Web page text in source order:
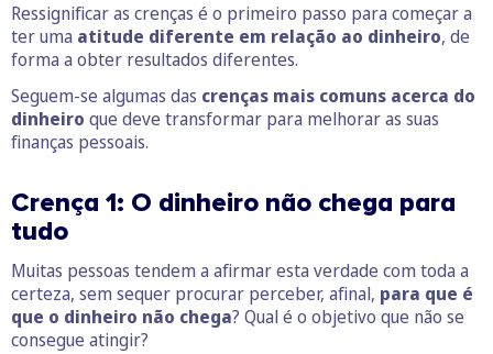
Ressignificar as crenças é o primeiro passo para começar a
ter uma atitude diferente em relação ao dinheiro, de
forma a obter resultados diferentes.
Seguem-se algumas das crenças mais comuns acerca do
dinheiro que deve transformar para melhorar as suas
finanças pessoais.
Crença 1: O dinheiro não chega para
tudo
Muitas pessoas tendem a afirmar esta verdade com toda a
certeza, sem sequer procurar perceber, afinal, para que é
que o dinheiro não chega? Qual é o objetivo que não se
consegue atingir?